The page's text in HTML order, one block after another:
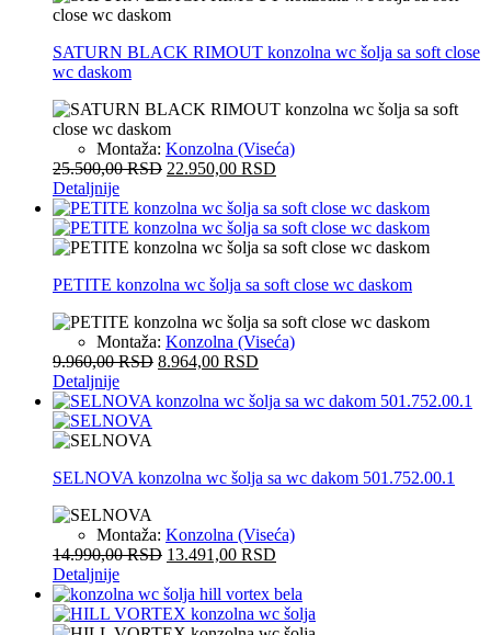
SATURN BLACK RIMOUT konzolna wc šolja sa soft close
wc daskom
Montaža: Konzolna (Viseća)
25.500,00RSD 22.950,00 RSD
Detaljnije
PETITE konzolna wc šolja sa soft close wc daskom
Montaža: Konzolna (Viseća)
9.960,00RSD 8.964,00 RSD
Detaljnije
SELNOVA konzolna wc šolja sa wc dakom 501.752.00.1
Montaža: Konzolna (Viseća)
14.990,00RSD 13.491,00 RSD
Detaljnije